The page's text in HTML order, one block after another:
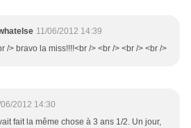
11/06/2012 14:39
/> bravo la miss!!!!<br /> <br /> <br /> <br />
06/2012 14:30
fait la même chose à 3 ans 1/2. Un jour,